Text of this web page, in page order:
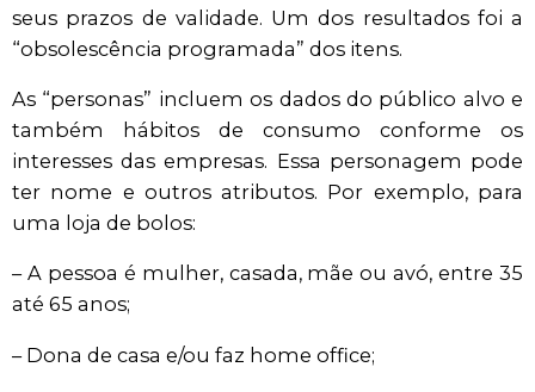
seus prazos de validade. Um dos resultados foi a
“obsolescência programada” dos itens.
As “personas” incluem os dados do público alvo e
também hábitos de consumo conforme os
interesses das empresas. Essa personagem pode
ter nome e outros atributos. Por exemplo, para
uma loja de bolos:
– A pessoa é mulher, casada, mãe ou avó, entre 35
até 65 anos;
– Dona de casa e/ou faz home office;